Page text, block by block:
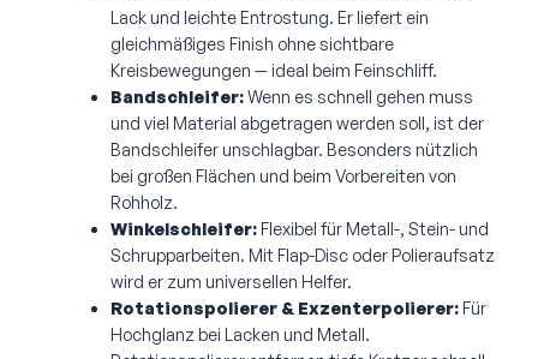
Lack und leichte Entrostung. Er liefert ein
gleichmäßiges Finish ohne sichtbare
Kreisbewegungen — ideal beim Feinschliff.
Bandschleifer:Wenn es schnell gehen muss
und viel Material abgetragen werden soll, ist der
Bandschleifer unschlagbar. Besonders nützlich
bei großen Flächen und beim Vorbereiten von
Rohholz.
Winkelschleifer: Flexibel für Metall-, Stein- und
Schrupparbeiten. Mit Flap-Disc oder Polieraufsatz
wird er zum universellen Helfer.
Rotationspolierer & Exzenterpolierer: Für
Hochglanz bei Lacken und Metall.